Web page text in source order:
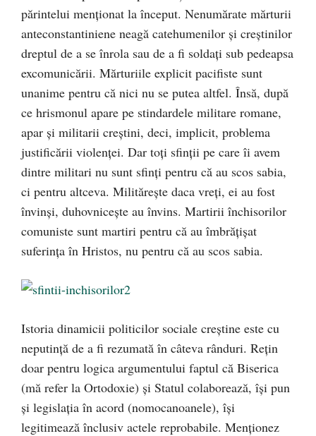
părintelui menţionat la început. Nenumărate mărturii
anteconstantiniene neagă catehumenilor şi creştinilor
dreptul de a se înrola sau de a fi soldaţi sub pedeapsa
excomunicării. Mărturiile explicit pacifiste sunt
unanime pentru că nici nu se putea altfel. Însă, după
ce hrismonul apare pe stindardele militare romane,
apar şi militarii creştini, deci, implicit, problema
justificării violenţei. Dar toţi sfinţii pe care îi avem
dintre militari nu sunt sfinţi pentru că au scos sabia,
ci pentru altceva. Milităreşte daca vreţi, ei au fost
învinşi, duhovniceşte au învins. Martirii închisorilor
comuniste sunt martiri pentru că au îmbrăţişat
suferinţa în Hristos, nu pentru că au scos sabia.
Istoria dinamicii politicilor sociale creştine este cu
neputinţă de a fi rezumată în câteva rânduri. Reţin
doar pentru logica argumentului faptul că Biserica
(mă refer la Ortodoxie) şi Statul colaborează, îşi pun
şi legislaţia în acord (nomocanoanele), îşi
legitimează înclusiv actele reprobabile. Menţionez